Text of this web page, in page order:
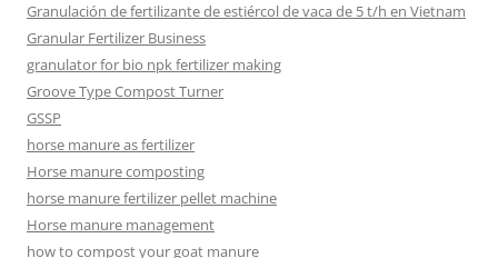
Granulación de fertilizante de estiércol de vaca de 5 t/h en Vietnam
Granular Fertilizer Business
granulator for bio npk fertilizer making
Groove Type Compost Turner
GSSP
horse manure as fertilizer
Horse manure composting
horse manure fertilizer pellet machine
Horse manure management
how to compost your goat manure